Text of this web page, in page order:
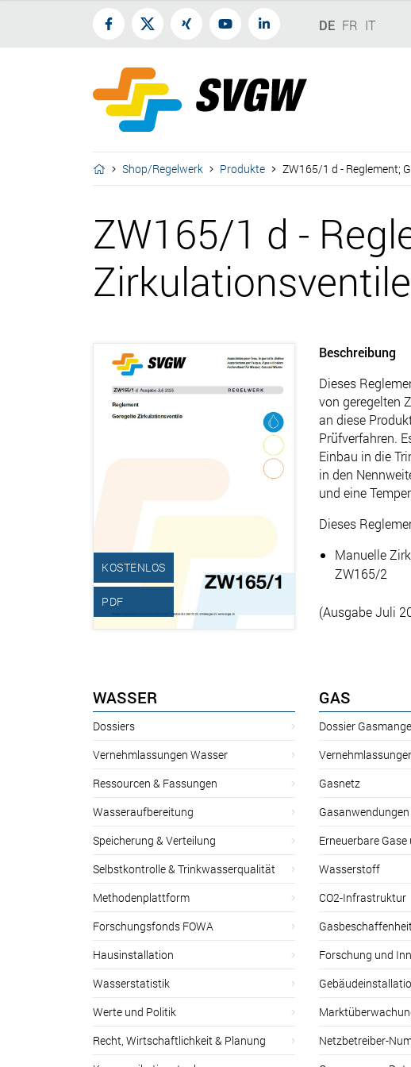
DE FR IT
Shop/Regelwerk Produkte ZW165/1 d - Reglement;
ZW165/1 d -
Zirkulationsventile
KOSTENLOS
PDF
Beschreibung
Dieses
von geregelten
an diese
Prüfverfahren.
Einbau in die
in den
und eine
Dieses
Manuelle
ZW165/2
(Ausgabe Juli
WASSER
Dossiers
Vernehmlassungen Wasser
Ressourcen & Fassungen
Wasseraufbereitung
Speicherung & Verteilung
Selbstkontrolle & Trinkwasserqualität
Methodenplattform
Forschungsfonds FOWA
Hausinstallation
Wasserstatistik
Werte und Politik
Recht, Wirtschaftlichkeit & Planung
GAS
Dossier
Gasnetz
Gasanwendungen
Erneuerbare
Wasserstoff
CO2-Infrastruktur
Forschung und
Netzbetreiber-